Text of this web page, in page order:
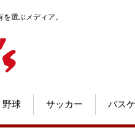
選ぶメディア。
野球 サッカー バス